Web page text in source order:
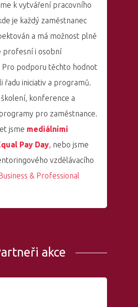
k vytváření pracovního
je každý zaměstnanec
a má možnost plně
profesní i osobní
Pro podporu těchto hodnot
řadu iniciativ a programů.
konference a
pro zaměstnance.
jsme mediálními
Pay Day, nebo jsme
vzdělávacího
& Professional
akce